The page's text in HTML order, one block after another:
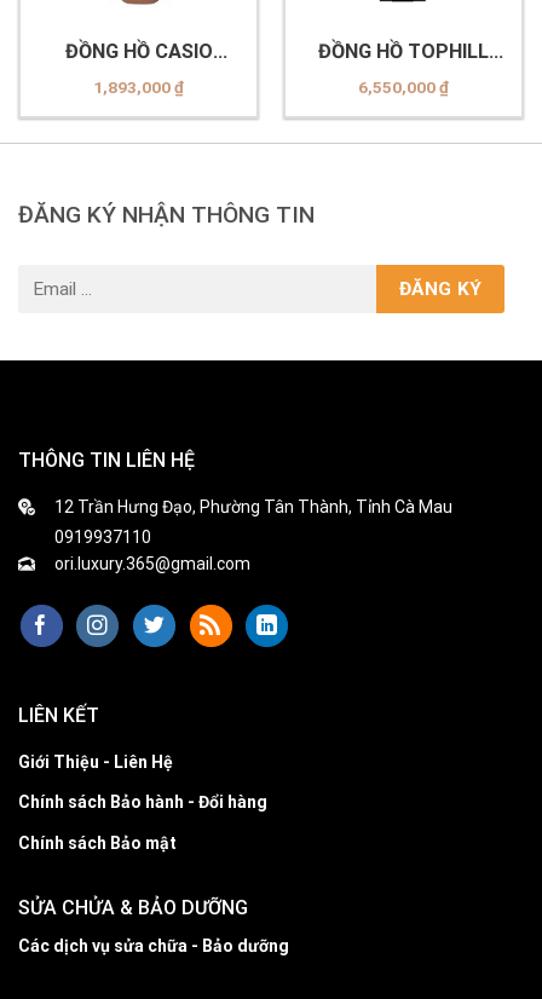
ĐỒNG HỒ CASIO
MTP-V300L-7A2UDF
1,893,000₫
ĐỒNG HỒ TOPHILL
TW095G.S7838
6,550,000₫
ĐĂNG KÝ NHẬN THÔNG TIN
THÔNG TIN LIÊN HỆ
12 Trần Hưng Đạo, Phường Tân Thành, Tỉnh Cà Mau
0919937110
ori.luxury.365@gmail.com
LIÊN KẾT
Giới Thiệu - Liên Hệ
Chính sách Bảo hành - Đổi hàng
Chính sách Bảo mật
SỬA CHỬA & BẢO DƯỠNG
Các dịch vụ sửa chữa - Bảo dưỡng